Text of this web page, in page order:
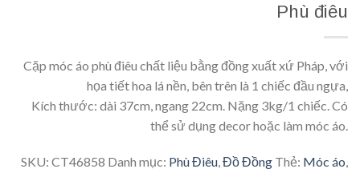
Phù điêu
Cặp móc áo phù điêu chất liệu bằng đồng xuất xứ Pháp, với
họa tiết hoa lá nền, bên trên là 1 chiếc đầu ngựa,
Kích thước: dài 37cm, ngang 22cm. Nặng 3kg/1 chiếc. Có
thể sử dụng decor hoặc làm móc áo.
SKU: CT46858 Danh mục: Phù Điêu,Đồ Đồng Thẻ: Móc áo,